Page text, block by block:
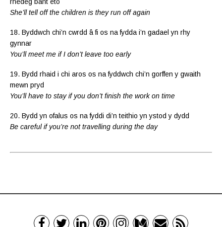
She’ll tell off the children is they run off again
18. Byddwch chi’n cwrdd â fi os na fydda i’n gadael yn rhy
gynnar
You’ll meet me if I don’t leave too early
19. Bydd rhaid i chi aros os na fyddwch chi’n gorffen y gwaith
mewn pryd
You’ll have to stay if you don’t finish the work on time
20. Bydd yn ofalus os na fyddi di’n teithio yn ystod y dydd
Be careful if you’re not travelling during the day